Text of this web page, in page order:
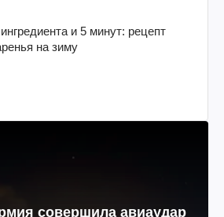
и 5 минут: рецепт
на зиму
совершила авиаудар